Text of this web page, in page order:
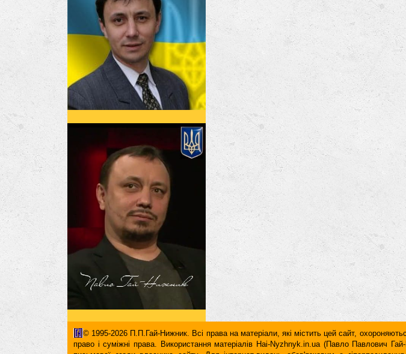
© 1995-2026 П.П.Гай-Нижник. Всі права на матеріали, які містить цей сайт,
право і суміжні права. Використання матерiалiв Hai-Nyzhnyk.in.ua (Павло Павлович
письмової згоди власника сайту. Для iнтернет-видань обов'язковим є
гіперпосилання повинні міститися виключно в першому чи в другому абзаці тексту.